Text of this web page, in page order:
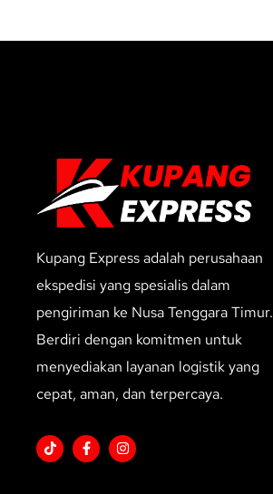
Kupang Express adalah perusahaan
ekspedisi yang spesialis dalam
pengiriman ke Nusa Tenggara Timur.
Berdiri dengan komitmen untuk
menyediakan layanan logistik yang
cepat, aman, dan terpercaya.